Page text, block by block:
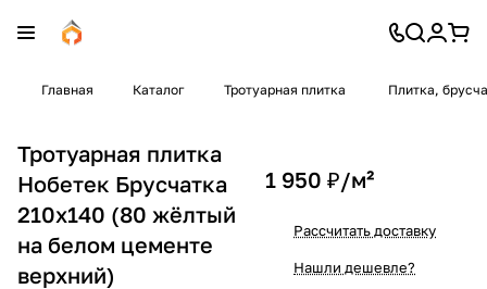
Главная Каталог Тротуарная плитка Плитка,
Тротуарная плитка
Нобетек Брусчатка
210x140 (80 жёлтый
на белом цементе
верхний)
1 950 ₽/м²
Рассчитать доставку
Нашли дешевле?